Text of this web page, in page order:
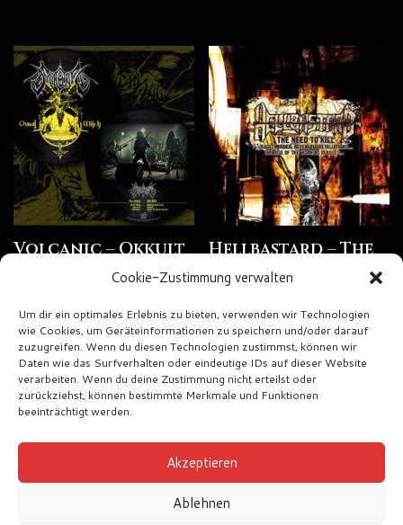
Cookie-Zustimmung verwalten
Um dir ein optimales Erlebnis zu bieten, verwenden wir Technologien
wie Cookies, um Geräteinformationen zu speichern und/oder darauf
zuzugreifen. Wenn du diesen Technologien zustimmst, können wir
Daten wie das Surfverhalten oder eindeutige IDs auf dieser Website
verarbeiten. Wenn du deine Zustimmung nicht erteilst oder
zurückziehst, können bestimmte Merkmale und Funktionen
beeinträchtigt werden.
Akzeptieren
Ablehnen
Volcanic – Okkult
Hellbastard – The
Need To Kill …
Rage, Murder,
Revenge &
Retaliation … The
Rise Of The
Working Classes …